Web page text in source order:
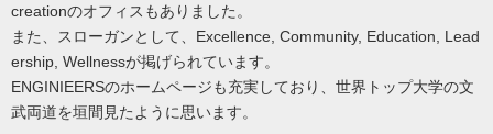
creationのオフィスもありました。
また、スローガンとして、Excellence, Community, Education, Lead
ership, Wellnessが掲げられています。
ENGINIEERSのホームページも充実しており、世界トップ大学の文
武両道を垣間見たように思います。